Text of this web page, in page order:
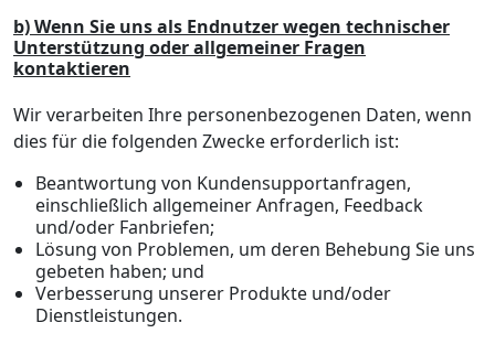
b) Wenn Sie uns als Endnutzer wegen technischer
Unterstützung oder allgemeiner Fragen
kontaktieren
Wir verarbeiten Ihre personenbezogenen Daten, wenn
dies für die folgenden Zwecke erforderlich ist:
Beantwortung von Kundensupportanfragen,
einschließlich allgemeiner Anfragen, Feedback
und/oder Fanbriefen;
Lösung von Problemen, um deren Behebung Sie uns
gebeten haben; und
Verbesserung unserer Produkte und/oder
Dienstleistungen.